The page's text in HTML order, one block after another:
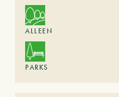
ALLEEN
PARKS